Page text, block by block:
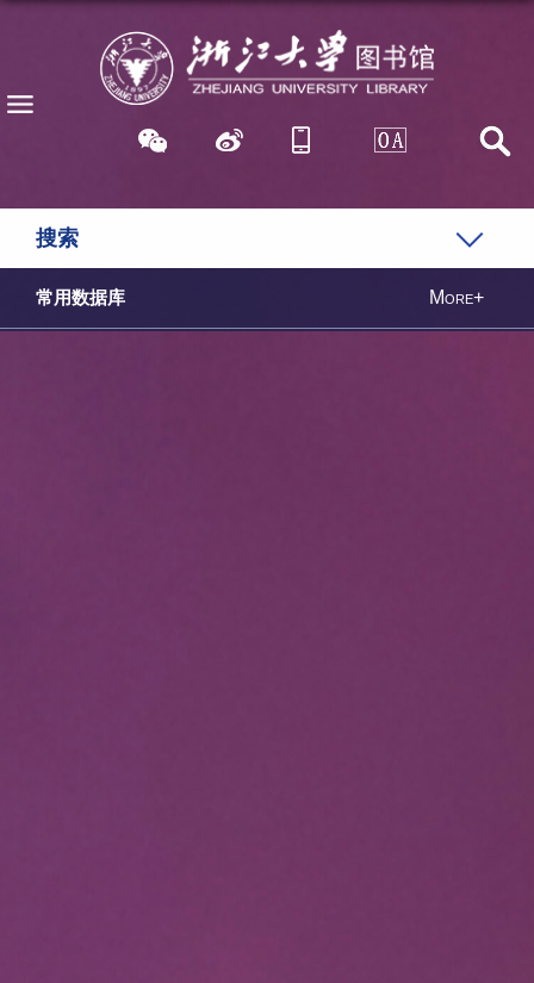
搜索
常用数据库 More+